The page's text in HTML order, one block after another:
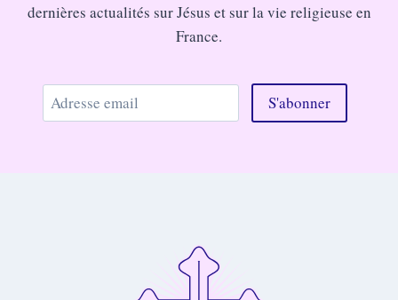
dernières actualités sur Jésus et sur la vie religieuse en
France.